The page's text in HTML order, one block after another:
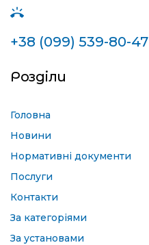
+38 (099) 539-80-47
Розділи
Головна
Новини
Нормативні документи
Послуги
Контакти
За категоріями
За установами